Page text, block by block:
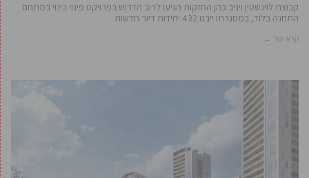
קבוצת לוינשטין ויניב כהן החזקות הגיעו לרוב הדרוש בפרויקט פינוי בינוי במתחם
התחנה בלוד, במסגרתו ייבנו 432 יחידות דיור חדשות
קרא עוד ←